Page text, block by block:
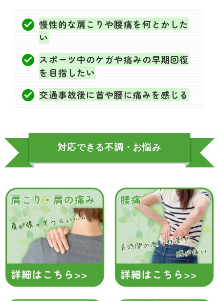
慢性的な肩こりや腰痛を何とかした
い
スポーツ中のケガや痛みの早期回復
を目指したい
交通事故後に首や腰に痛みを感じる
対応できる不調・お悩み